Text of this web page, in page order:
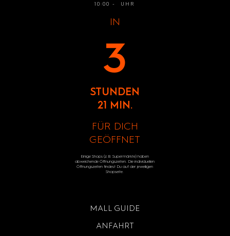
10:00 - UHR
IN
3
STUNDEN
21 MIN.
FÜR DICH
GEÖFFNET
Einige Shops (z.B. Supermärkte) haben
abweichende Öffnungszeiten. Die individuellen
Öffnungszeiten findest Du auf der jeweiligen
Shopseite.
MALL GUIDE
ANFAHRT